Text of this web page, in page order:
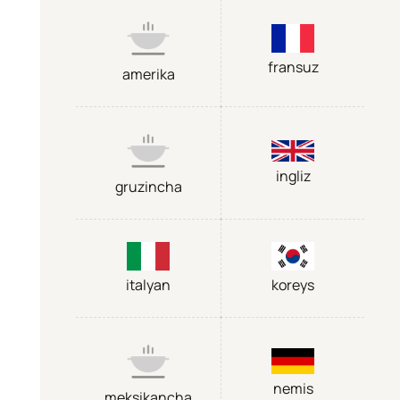
amerika fransuz
gruzincha
ingliz
italyan koreys
nemis